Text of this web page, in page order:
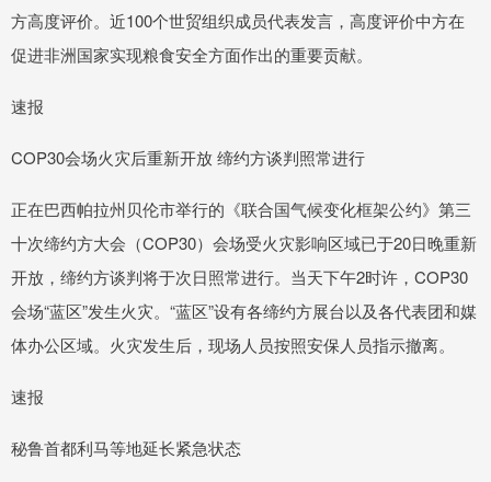
方高度评价。近100个世贸组织成员代表发言，高度评价中方在
促进非洲国家实现粮食安全方面作出的重要贡献。
速报
COP30会场火灾后重新开放 缔约方谈判照常进行
正在巴西帕拉州贝伦市举行的《联合国气候变化框架公约》第三
十次缔约方大会（COP30）会场受火灾影响区域已于20日晚重新
开放，缔约方谈判将于次日照常进行。当天下午2时许，COP30
会场“蓝区”发生火灾。“蓝区”设有各缔约方展台以及各代表团和媒
体办公区域。火灾发生后，现场人员按照安保人员指示撤离。
速报
秘鲁首都利马等地延长紧急状态